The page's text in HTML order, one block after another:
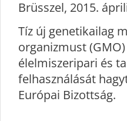
Brüsszel, 2015.
Tíz új genetikailag
organizmust
élelmiszeripari és
felhasználását
Európai Bizottság.